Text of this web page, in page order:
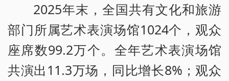
2025年末，全国共有文化和旅游
部门所属艺术表演场馆1024个，观众
座席数99.2万个。全年艺术表演场馆
共演出11.3万场，同比增长8%；观众